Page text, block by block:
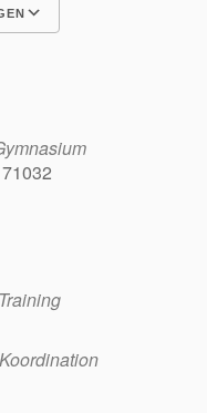
Koordination